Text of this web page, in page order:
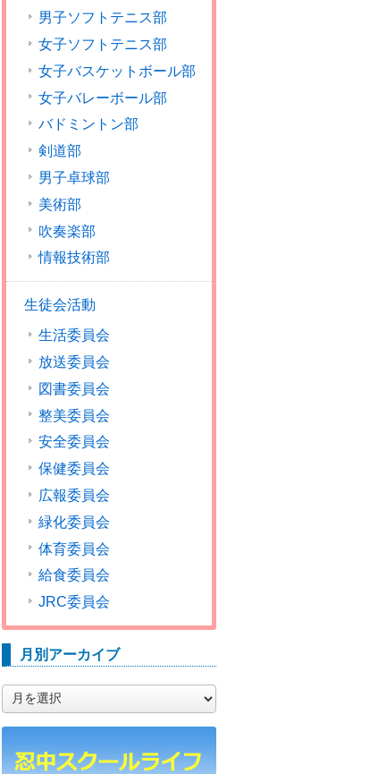
男子ソフトテニス部
女子ソフトテニス部
女子バスケットボール部
女子バレーボール部
バドミントン部
剣道部
男子卓球部
美術部
吹奏楽部
情報技術部
生徒会活動
生活委員会
放送委員会
図書委員会
整美委員会
安全委員会
保健委員会
広報委員会
緑化委員会
体育委員会
給食委員会
JRC委員会
月別アーカイブ
別
ア
カ